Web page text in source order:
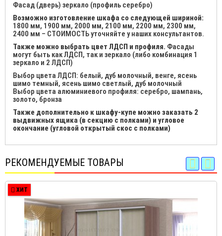
Фасад (дверь) зеркало (профиль серебро)
Возможно изготовление шкафа со следующей шириной:
1800 мм, 1900 мм, 2000 мм, 2100 мм, 2200 мм, 2300 мм,
2400 мм – СТОИМОСТЬ уточняйте у наших консультантов.
Также можно выбрать цвет ЛДСП и профиля. Фасады
могут быть как ЛДСП, так и зеркало (либо комбинация 1
зеркало и 2 ЛДСП)
Выбор цвета ЛДСП: белый, дуб молочный, венге, ясень
шимо темный, ясень шимо светлый, дуб молочный
Выбор цвета алюминиевого профиля: серебро, шампань,
золото, бронза
Также дополнительно к шкафу-купе можно заказать 2
выдвижных ящика (в секцию с полками) и угловое
окончание (угловой открытый скос с полками)
РЕКОМЕНДУЕМЫЕ ТОВАРЫ
ХИТ